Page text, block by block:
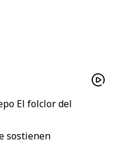
El folclor del